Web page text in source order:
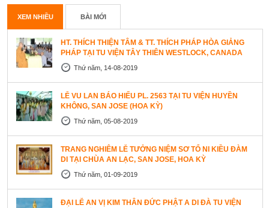
XEM NHIỀU BÀI MỚI
HT. THÍCH THIỆN TÂM & TT. THÍCH PHÁP HÒA GIẢNG
PHÁP TẠI TU VIỆN TÂY THIÊN WESTLOCK, CANADA
Thứ năm, 14-08-2019
LỄ VU LAN BÁO HIẾU PL. 2563 TẠI TU VIỆN HUYỀN
KHÔNG, SAN JOSE (HOA KỲ)
Thứ năm, 05-08-2019
TRANG NGHIÊM LỄ TƯỞNG NIỆM SƠ TỔ NI KIỀU ĐÀM
DI TẠI CHÙA AN LẠC, SAN JOSE, HOA KỲ
Thứ năm, 01-09-2019
ĐẠI LỄ AN VỊ KIM THÂN ĐỨC PHẬT A DI ĐÀ TU VIỆN